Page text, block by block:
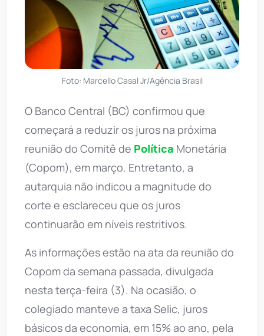
Foto: Marcello Casal Jr/Agência Brasil
O Banco Central (BC) confirmou que
começará a reduzir os juros na próxima
reunião do Comitê de Política Monetária
(Copom), em março. Entretanto, a
autarquia não indicou a magnitude do
corte e esclareceu que os juros
continuarão em níveis restritivos.
As informações estão na ata da reunião do
Copom da semana passada, divulgada
nesta terça-feira (3). Na ocasião, o
colegiado manteve a taxa Selic, juros
básicos da economia, em 15% ao ano, pela